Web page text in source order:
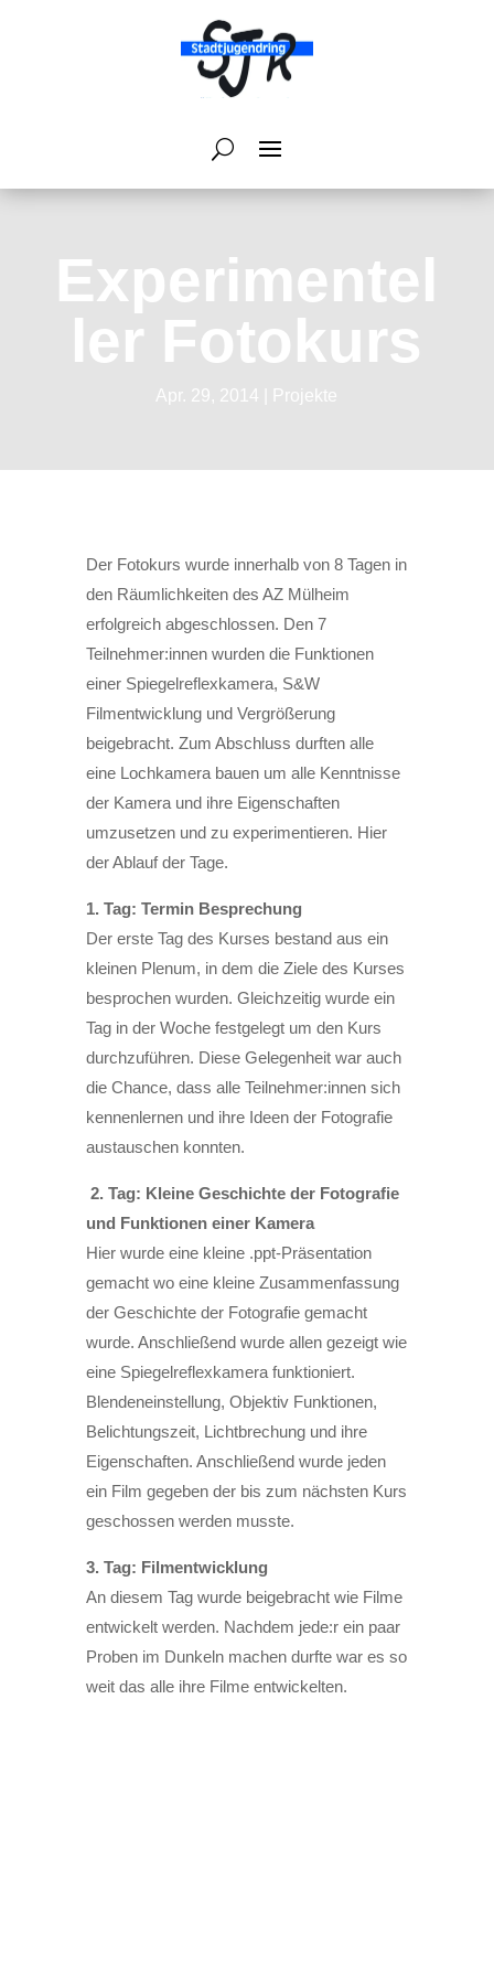
Experimentel
ler Fotokurs
Apr. 29, 2014 Projekte
Der Fotokurs wurde innerhalb von 8 Tagen in
den Räumlichkeiten des AZ Mülheim
erfolgreich abgeschlossen. Den 7
Teilnehmer:innen wurden die Funktionen
einer Spiegelreflexkamera, S&W
Filmentwicklung und Vergrößerung
beigebracht. Zum Abschluss durften alle
eine Lochkamera bauen um alle Kenntnisse
der Kamera und ihre Eigenschaften
umzusetzen und zu experimentieren. Hier
der Ablauf der Tage.
1. Tag: Termin Besprechung
Der erste Tag des Kurses bestand aus ein
kleinen Plenum, in dem die Ziele des Kurses
besprochen wurden. Gleichzeitig wurde ein
Tag in der Woche festgelegt um den Kurs
durchzuführen. Diese Gelegenheit war auch
die Chance, dass alle Teilnehmer:innen sich
kennenlernen und ihre Ideen der Fotografie
austauschen konnten.
2. Tag: Kleine Geschichte der Fotografie
und Funktionen einer Kamera
Hier wurde eine kleine .ppt-Präsentation
gemacht wo eine kleine Zusammenfassung
der Geschichte der Fotografie gemacht
wurde. Anschließend wurde allen gezeigt wie
eine Spiegelreflexkamera funktioniert.
Blendeneinstellung, Objektiv Funktionen,
Belichtungszeit, Lichtbrechung und ihre
Eigenschaften. Anschließend wurde jeden
ein Film gegeben der bis zum nächsten Kurs
geschossen werden musste.
3. Tag: Filmentwicklung
An diesem Tag wurde beigebracht wie Filme
entwickelt werden. Nachdem jede:r ein paar
Proben im Dunkeln machen durfte war es so
weit das alle ihre Filme entwickelten.